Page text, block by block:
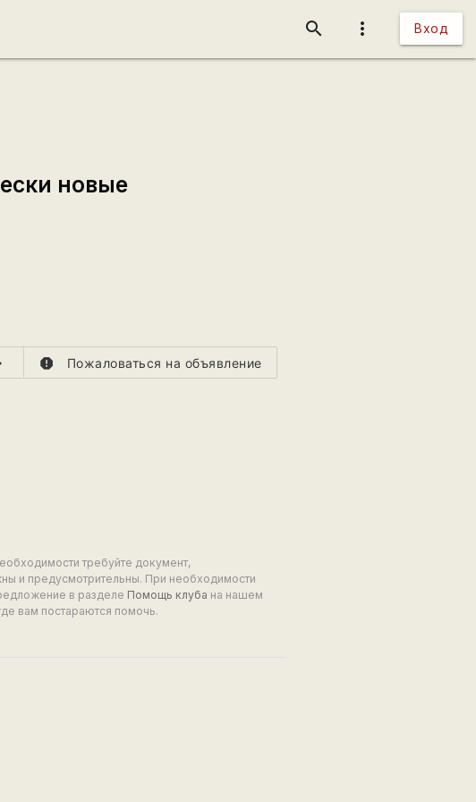
more_vert Вход
search
новые
report Пожаловаться на объявление
требуйте документ,
и предусмотрительны. При необходимости
в разделе Помощь клуба на нашем
вам постараются помочь.